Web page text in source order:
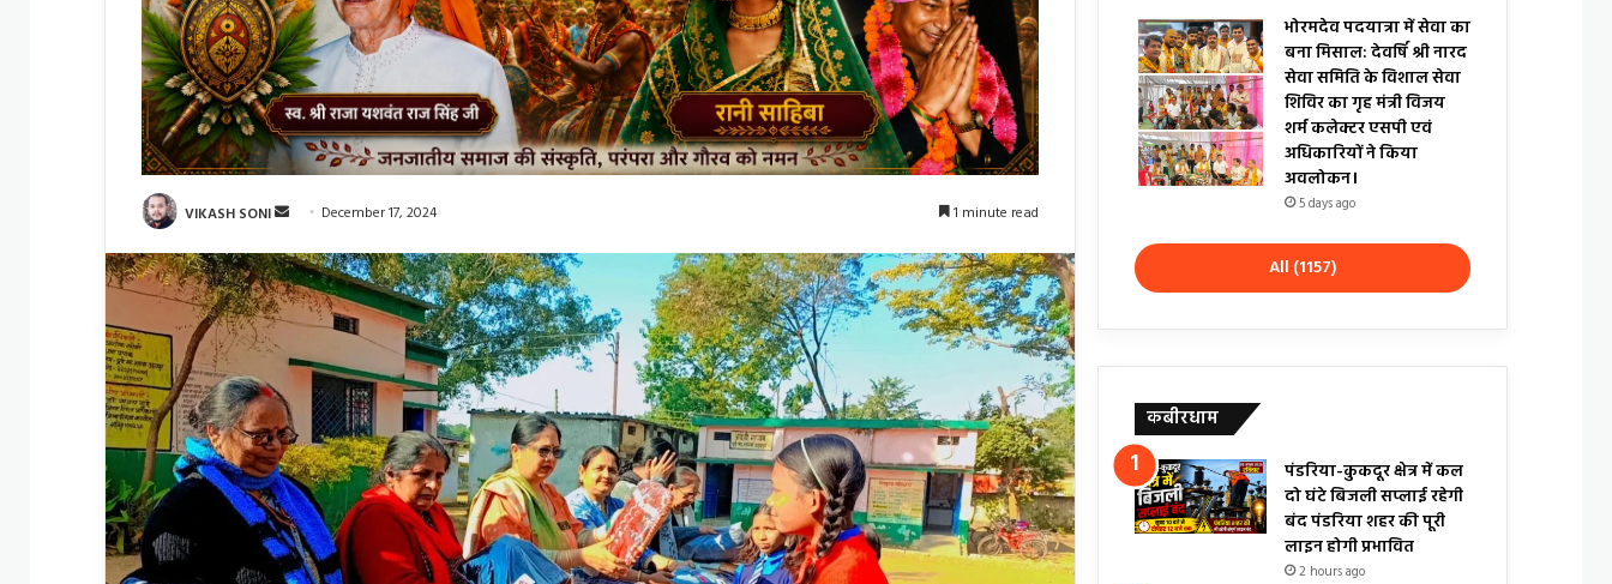
VIKASH SONI
Send
email
December 17, 2024 1 minute read
भोरमदेव पदयात्रा में सेवा का
बना मिसाल: देवर्षि श्री नारद
सेवा समिति के विशाल सेवा
शिविर का गृह मंत्री विजय
शर्म कलेक्टर एसपी एवं
अधिकारियों ने किया
अवलोकन।
5 days ago
All (1157)
कबीरधाम
पंडरिया-कुकदूर क्षेत्र में कल
दो घंटे बिजली सप्लाई रहेगी
बंद पंडरिया शहर की पूरी
लाइन होगी प्रभावित
2 hours ago